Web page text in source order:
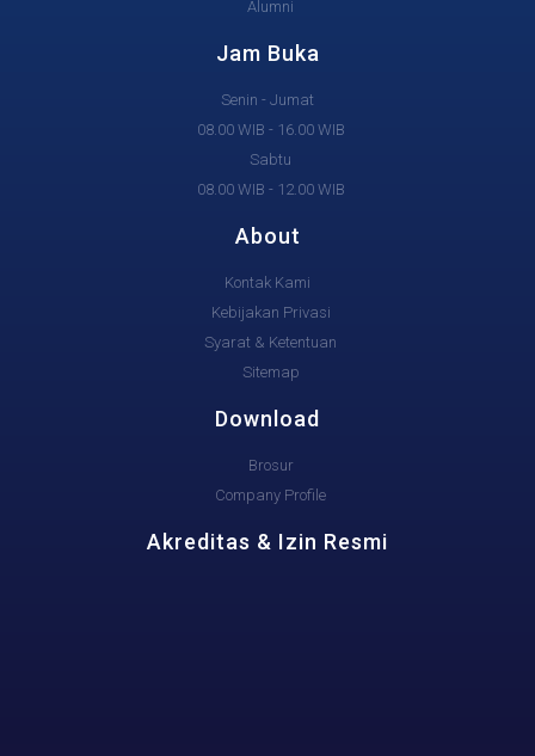
Alumni
Jam Buka
Senin - Jumat
08.00 WIB - 16.00 WIB
Sabtu
08.00 WIB - 12.00 WIB
About
Kontak Kami
Kebijakan Privasi
Syarat & Ketentuan
Sitemap
Download
Brosur
Company Profile
Akreditas & Izin Resmi